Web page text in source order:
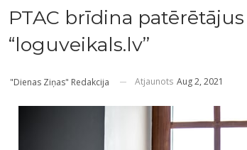
PTAC brīdina
“loguveikals.lv”
"Dienas Ziņas" Redakcija Atjaunots Aug 2, 2021